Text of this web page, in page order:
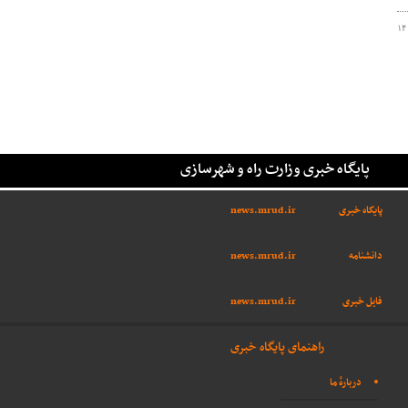
پایگاه خبری وزارت راه و شهرسازی
پایگاه خبری news.mrud.ir
دانشنامه
news.mrud.ir
فایل خبری news.mrud.ir
راهنمای پایگاه خبری
دربارهٔ ما